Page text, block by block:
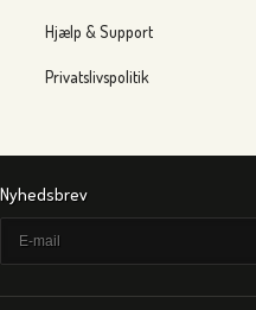
Hjælp & Support
Privatslivspolitik
Nyhedsbrev